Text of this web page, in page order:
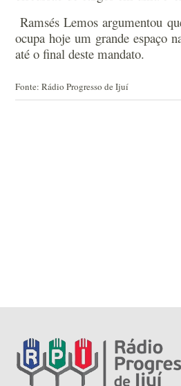
Ramsés Lemos argumentou
ocupa hoje um grande espaço
até o final deste mandato.
Fonte: Rádio Progresso de Ijuí